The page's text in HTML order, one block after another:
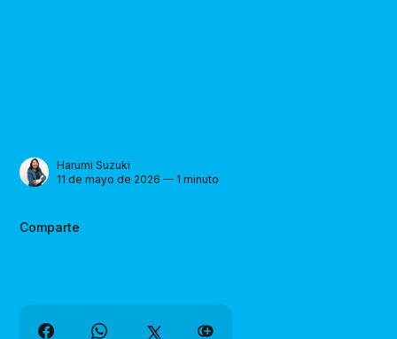
Harumi Suzuki
11 de mayo de 2026 — 1 minuto
Comparte